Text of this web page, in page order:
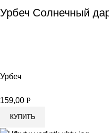
Урбеч Солнечный
Урбеч
159,00 Р
КУПИТЬ